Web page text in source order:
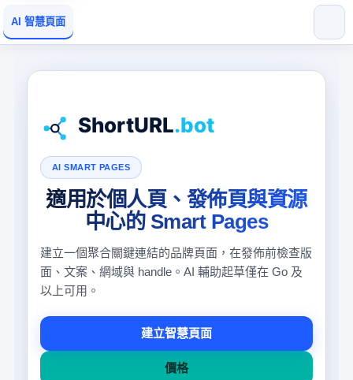
AI 智慧頁面
AI SMART PAGES
適用於個人頁、發佈頁與資源
中心的 Smart Pages
建立一個聚合關鍵連結的品牌頁面，在發佈前檢查版
面、文案、網域與 handle。AI 輔助起草僅在 Go 及
以上可用。
建立智慧頁面
價格